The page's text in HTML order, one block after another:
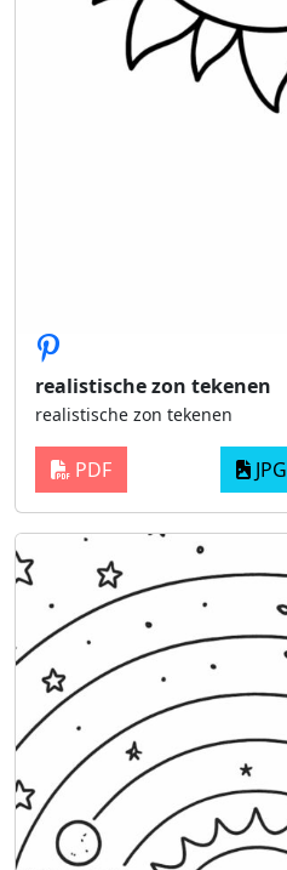
realistische zon tekenen
realistische zon tekenen
PDF JPG